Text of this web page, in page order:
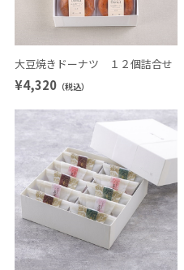
大豆焼きドーナツ １２個詰合せ
¥4,320（税込）